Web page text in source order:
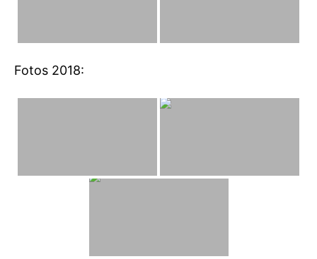
Fotos 2018: